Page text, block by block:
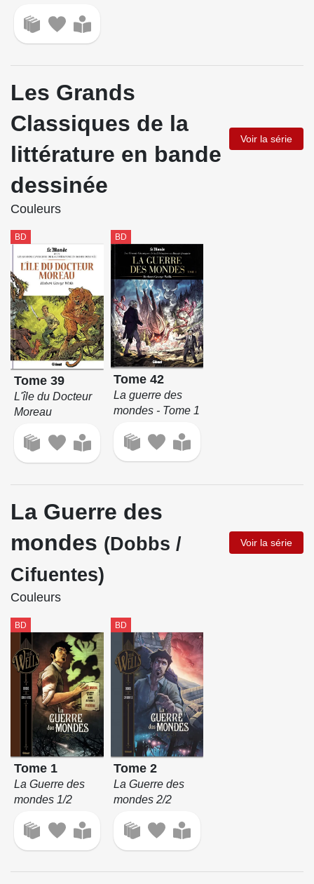
Les Grands
Classiques de la
littérature en bande
dessinée
Voir la série
Couleurs
BD
Tome 39
L'île du Docteur
Moreau
BD
Tome 42
La guerre des
mondes - Tome 1
La Guerre des
mondes (Dobbs /
Cifuentes)
Voir la série
Couleurs
BD
Tome 1
La Guerre des
mondes 1/2
BD
Tome 2
La Guerre des
mondes 2/2